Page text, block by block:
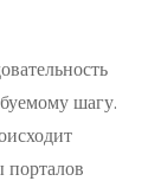
шагу.